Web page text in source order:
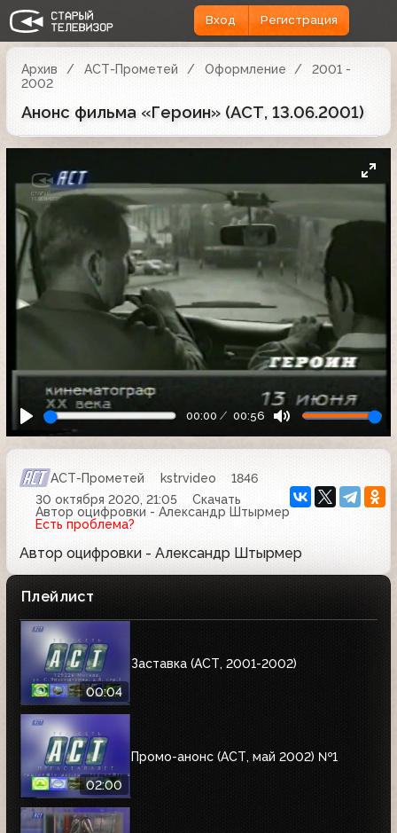
Вход Регистрация
Архив АСТ-Прометей Оформление
2001 -
2002
Анонс фильма «Героин» (АСТ, 13.06.2001)
00:00 00:56
АСТ-Прометей kstrvideo
1846
30 октября 2020, 21:05
Скачать
Автор оцифровки - Александр Штырмер
Есть проблема?
Автор оцифровки - Александр Штырмер
Плейлист
00:04
Заставка (АСТ, 2001-2002)
02:00
Промо-анонс (АСТ, май 2002) №1